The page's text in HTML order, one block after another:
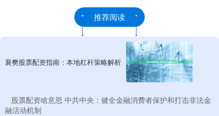
推荐阅读
襄樊股票配资指南：本地杠杆策略解析
​股票配资啥意思 中共中央：健全金融消费者保护和打击非法金
融活动机制